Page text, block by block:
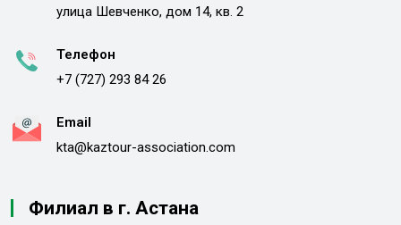
улица Шевченко, дом 14, кв. 2
Телефон
+7 (727) 293 84 26
Email
kta@kaztour-association.com
Филиал в г. Астана